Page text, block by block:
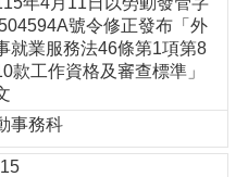
號令修正發布「外
就業服務法46條第1項第8
款工作資格及審查標準」
事務科